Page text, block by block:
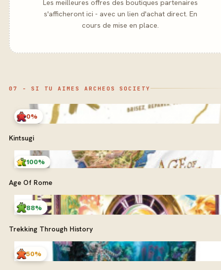
Les meilleures offres des boutiques partenaires
s'afficheront ici - avec un lien d'achat direct. En
cours de mise en place.
07 - SI TU AIMES ARCHEOS SOCIETY
0%
Kintsugi
100%
Age Of Rome
88%
Trekking Through History
50%